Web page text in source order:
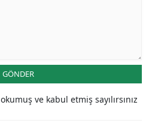
GÖNDER
okumuş ve kabul etmiş sayılırsınız